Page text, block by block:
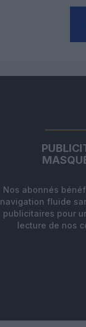
Nos abonnés
navigation fluide
publicitaires pour
lecture de nos